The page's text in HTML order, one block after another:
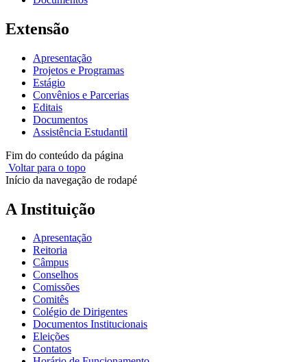
Extensão
Apresentação
Projetos e Programas
Estágio
Convênios e Parcerias
Editais
Documentos
Assistência Estudantil
Fim do conteúdo da página
Voltar para o topo
Início da navegação de rodapé
A Instituição
Apresentação
Reitoria
Câmpus
Conselhos
Comissões
Comitês
Colégio de Dirigentes
Documentos Institucionais
Eleições
Contatos